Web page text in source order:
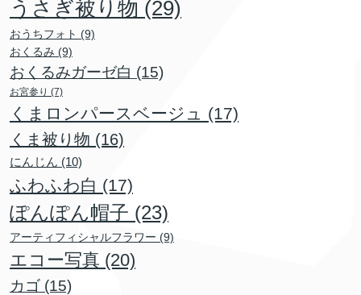
うさぎ被り物 (29)
おうちフォト (9)
おくるみ (9)
おくるみガーゼ白 (15)
お宮参り (7)
くまロンパースベージュ (17)
くま被り物 (16)
にんじん (10)
ふわふわ白 (17)
ぽんぽん帽子 (23)
アーティフィシャルフラワー (9)
エコー写真 (20)
カゴ (15)